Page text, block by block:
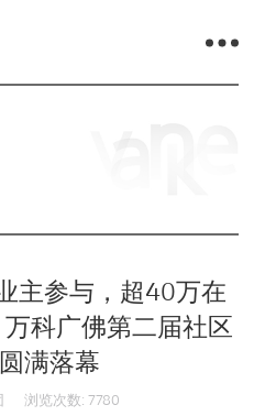
主参与，超40万在
科广佛第二届社区
满落幕
浏览次数: 7780